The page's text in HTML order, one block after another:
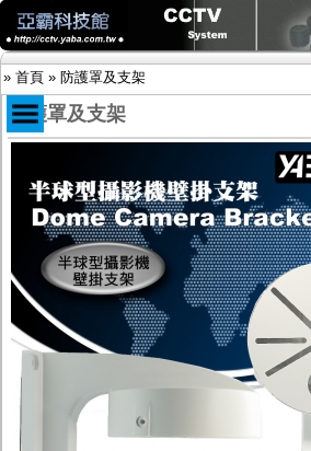
» 首頁 » 防護罩及支架
商品目錄
限時促銷特惠專案
IP網路攝影機及錄放影機
AHD DVR數位錄放影機
AHD半球型(適用屋內)
AHD中小型紅外線攝影機(適用騎樓、室內外)
AHD防護罩型攝影機(適用屋外，紅外線照射
距離遠）
AHD特殊功能型攝影機
旋轉型攝影機.旋轉台
傳統高解析攝影機
防護罩及支架